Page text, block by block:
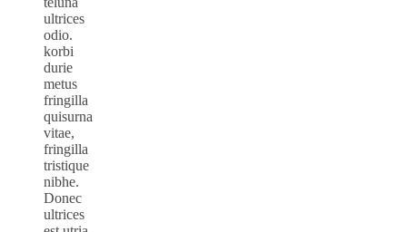
ultrices
odio.
korbi
durie
metus
fringilla
quisurna
vitae,
fringilla
tristique
nibhe.
Donec
ultrices